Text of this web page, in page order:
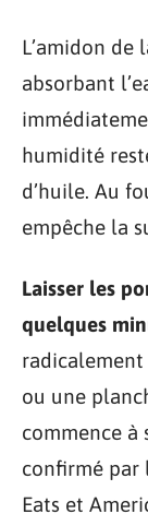
L’amidon de
absorbant
humidité
d’huile. Au
empêche la
Laisser les
quelques
ou une
commence à
confirmé par
Eats et